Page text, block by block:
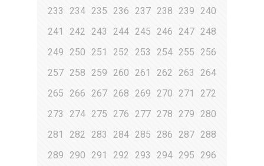
233
234 235 236 237 238 239 240
241
242 243 244 245 246 247 248
249 250 251 252 253 254 255 256
257 258 259 260 261 262 263
264
265 266 267 268 269 270 271
272
273
274 275 276 277 278 279 280
281
282 283 284 285 286 287 288
289 290 291 292 293 294 295 296